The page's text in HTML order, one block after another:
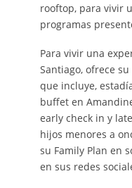
rooftop, para vivir
programas
Para vivir una
Santiago, ofrece
que incluye,
buffet en
early check in y
hijos menores a
su Family Plan en
en sus redes